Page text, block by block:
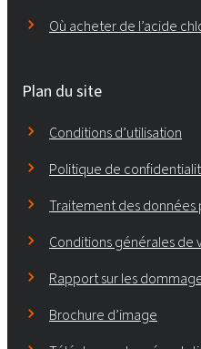
Où acheter de l’acide
Plan du site
Conditions d’utilisation
Politique de
Traitement des données
Conditions générales de
Rapport sur les
Brochure d’image